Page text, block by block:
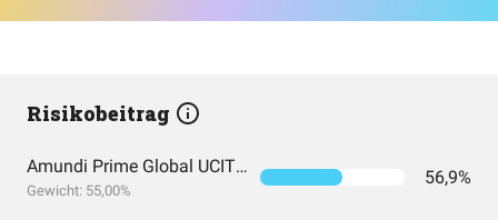
Risikobeitrag
Amundi Prime Global UCITS ETF Acc EUR
Gewicht: 55,00%
56,9%